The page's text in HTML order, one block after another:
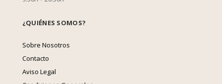
¿QUIÉNES SOMOS?
Sobre Nosotros
Contacto
Aviso Legal